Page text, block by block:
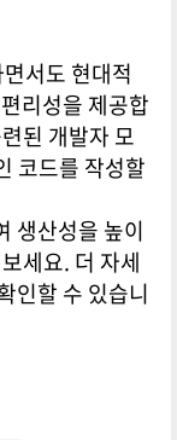
서도 현대적
리성을 제공합
된 개발자 모
코드를 작성할
생산성을 높이
세요. 더 자세
인할 수 있습니